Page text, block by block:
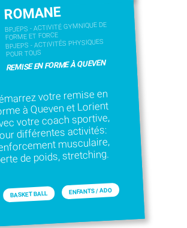
ROMANE
BPJEPS - ACTIVITÉ GYMNIQUE DE
FORME ET FORCE
BPJEPS - ACTIVITÉS PHYSIQUES
POUR TOUS
REMISE EN FORME À QUEVEN
votre remise en
à Queven et Lorient
votre coach sportive,
différentes activités:
musculaire,
de poids, stretching.
BASKET BALL ENFANTS / ADO